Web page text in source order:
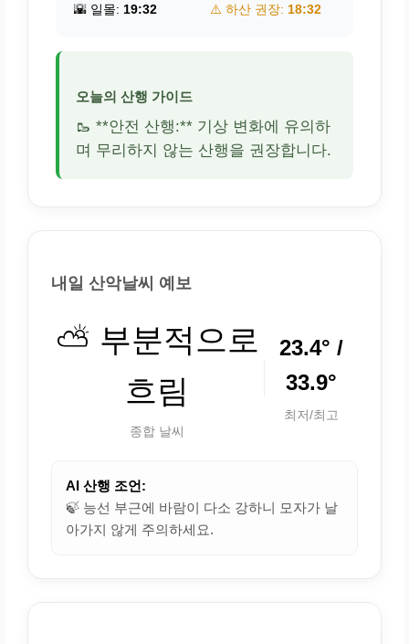
🌇 일몰: 19:32 ⚠️ 하산 권장: 18:32
오늘의 산행 가이드
🥾 **안전 산행:** 기상 변화에 유의하
며 무리하지 않는 산행을 권장합니다.
내일 산악날씨 예보
⛅ 부분적으로
흐림
종합 날씨
23.4° /
33.9°
최저/최고
AI 산행 조언:
🍃 능선 부근에 바람이 다소 강하니 모자가 날
아가지 않게 주의하세요.